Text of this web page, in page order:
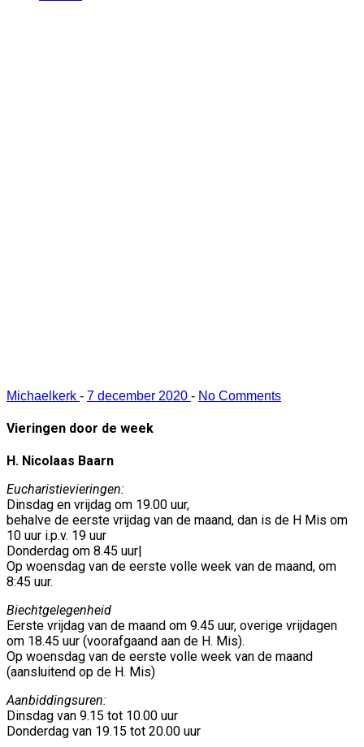
Michaelkerk - 7 december 2020 - No Comments
Vieringen door de week
H. Nicolaas Baarn
Eucharistievieringen:
Dinsdag en vrijdag om 19.00 uur,
behalve de eerste vrijdag van de maand, dan is de H Mis om
10 uur i.p.v. 19 uur
Donderdag om 8.45 uur|
Op woensdag van de eerste volle week van de maand, om
8:45 uur.
Biechtgelegenheid
Eerste vrijdag van de maand om 9.45 uur, overige vrijdagen
om 18.45 uur (voorafgaand aan de H. Mis).
Op woensdag van de eerste volle week van de maand
(aansluitend op de H. Mis)
Aanbiddingsuren:
Dinsdag van 9.15 tot 10.00 uur
Donderdag van 19.15 tot 20.00 uur